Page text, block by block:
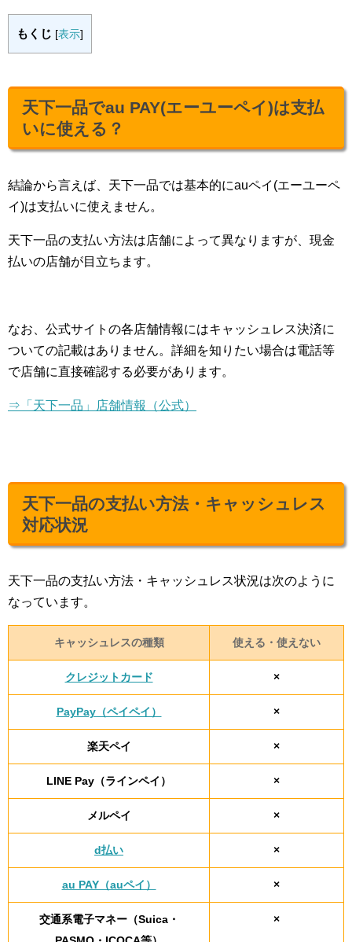
もくじ [表示]
天下一品でau PAY(エーユーペイ)は支払
いに使える？
結論から言えば、天下一品では基本的にauペイ(エーユーペ
イ)は支払いに使えません。
天下一品の支払い方法は店舗によって異なりますが、現金
払いの店舗が目立ちます。
なお、公式サイトの各店舗情報にはキャッシュレス決済に
ついての記載はありません。詳細を知りたい場合は電話等
で店舗に直接確認する必要があります。
⇒「天下一品」店舗情報（公式）
天下一品の支払い方法・キャッシュレス
対応状況
天下一品の支払い方法・キャッシュレス状況は次のように
なっています。
キャッシュレスの種類 使える・使えない
クレジットカード ×
PayPay（ペイペイ） ×
楽天ペイ ×
LINE Pay（ラインペイ） ×
メルペイ ×
d払い ×
au PAY（auペイ） ×
交通系電子マネー（Suica・
×